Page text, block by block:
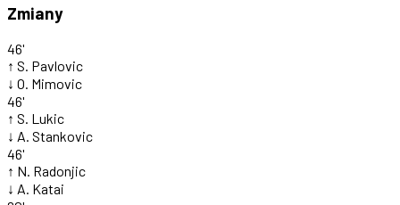
Zmiany
46'
↑ S. Pavlovic
↓ O. Mimovic
46'
↑ S. Lukic
↓ A. Stankovic
46'
↑ N. Radonjic
↓ A. Katai